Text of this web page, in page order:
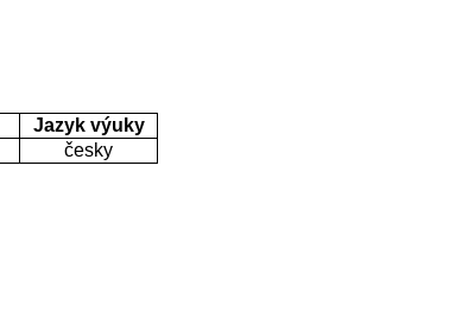
Jazyk výuky
česky